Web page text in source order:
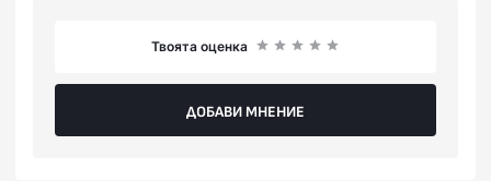
Твоята оценка
ДОБАВИ МНЕНИЕ